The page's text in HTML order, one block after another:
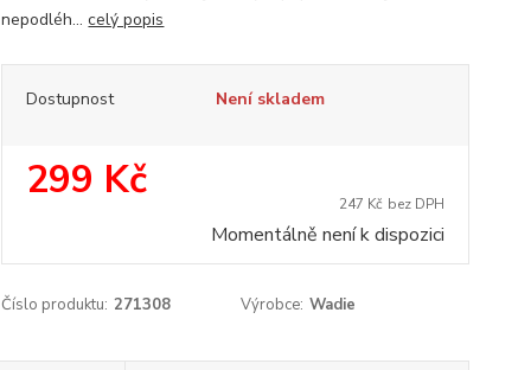
nepodléh...celý popis
Dostupnost Není skladem
299 Kč 247 Kč bez DPH
Momentálně není k dispozici
Číslo produktu: 271308 Výrobce: Wadie